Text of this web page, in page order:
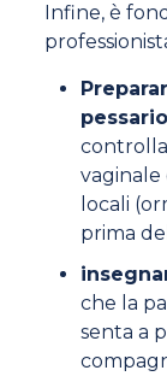
Infine, è
pessario
locali
prima
che la
senta a